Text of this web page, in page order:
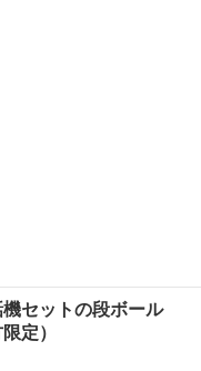
セットの段ボール
定）